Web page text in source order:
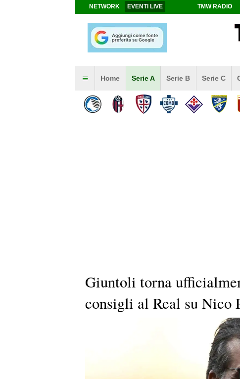
NETWORK EVENTI LIVE TMW RADIO
Home Serie A Serie B Serie C
Giuntoli torna
consigli al Real su Nico